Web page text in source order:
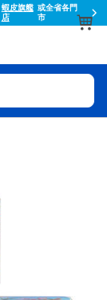
蝦皮旗艦
店
或全省各門
市